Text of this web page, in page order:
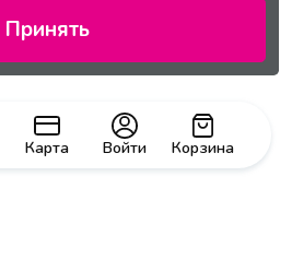
Карта Корзина
Войти
Принять